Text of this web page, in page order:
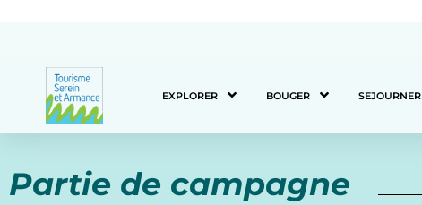
EXPLORER BOUGER SEJOURNER
Partie de campagne